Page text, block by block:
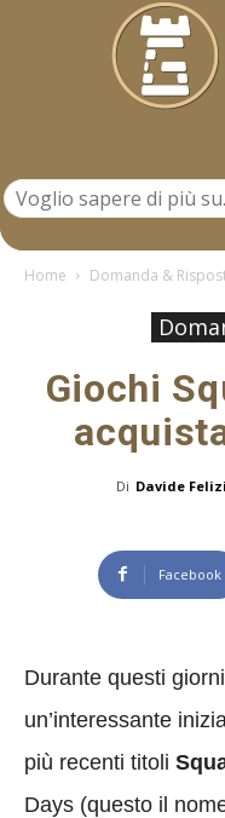
Home Domanda &
Giochi
Di Davide
Facebook
Durante questi
un’interessante
più recenti titoli
Days (questo il